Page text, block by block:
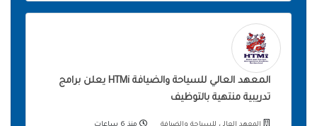
المعهد العالي للسياحة والضيافة HTMi يعلن برامج
تدريبية منتهية بالتوظيف